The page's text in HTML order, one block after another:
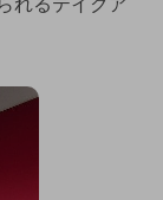
れるテイクア